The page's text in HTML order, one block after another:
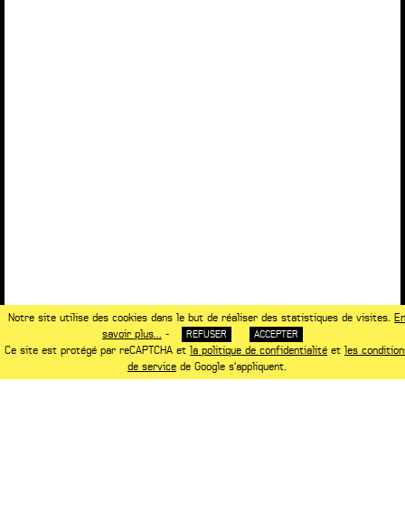
Notre site utilise des cookies dans le but de réaliser des statistiques de visites. En
savoir plus...
- REFUSER ACCEPTER
Ce site est protégé par reCAPTCHA et la politique de confidentialité et les
de service de Google s'appliquent.